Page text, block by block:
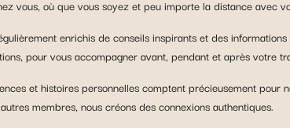
vous, où que vous soyez et peu importe la distance avec
enrichis de conseils inspirants et des
pour vous accompagner avant, pendant et après votre
et histoires personnelles comptent précieusement pour
membres, nous créons des connexions authentiques.